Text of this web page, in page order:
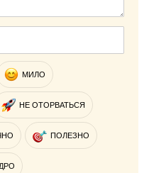
МИЛО
НЕ ОТОРВАТЬСЯ
ПОЛЕЗНО